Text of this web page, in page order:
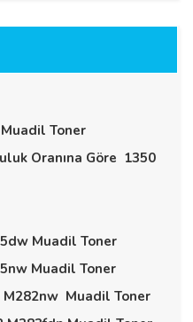
Toner
Oranına Göre 1350
Muadil Toner
Muadil Toner
M282nw Muadil Toner